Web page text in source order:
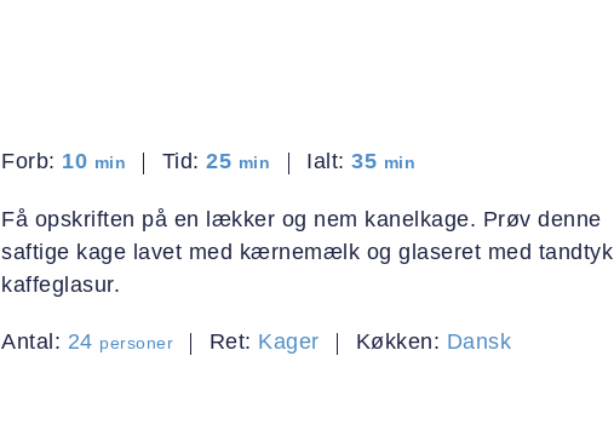
Forb: 10minutter
min Tid:25minutter
min Ialt:35minutter
min
Få opskriften på en lækker og nem kanelkage. Prøv denne
saftige kage lavet med kærnemælk og glaseret med tandtyk
kaffeglasur.
Antal: 24 personer Ret: Kager Køkken: Dansk